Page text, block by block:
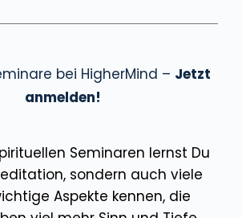
bei HigherMind – Jetzt
anmelden!
Seminaren lernst Du
sondern auch viele
Aspekte kennen, die